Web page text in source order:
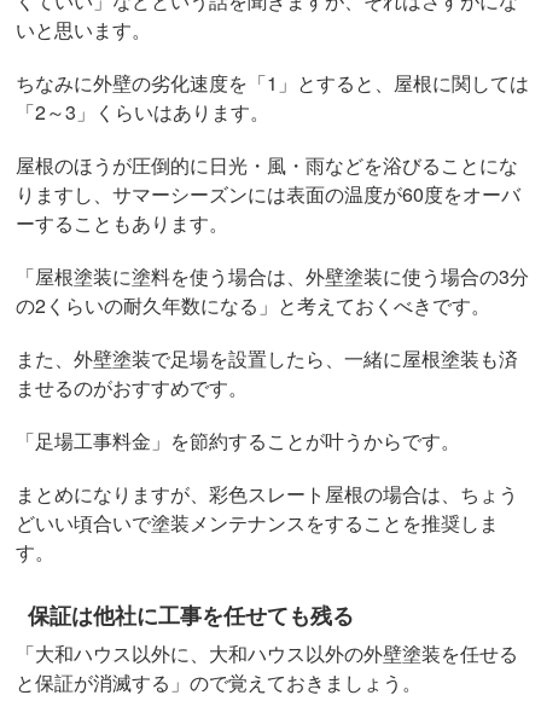
いと思います。
ちなみに外壁の劣化速度を「1」とすると、屋根に関しては
「2～3」くらいはあります。
屋根のほうが圧倒的に日光・風・雨などを浴びることにな
りますし、サマーシーズンには表面の温度が60度をオーバ
ーすることもあります。
「屋根塗装に塗料を使う場合は、外壁塗装に使う場合の3分
の2くらいの耐久年数になる」と考えておくべきです。
また、外壁塗装で足場を設置したら、一緒に屋根塗装も済
ませるのがおすすめです。
「足場工事料金」を節約することが叶うからです。
まとめになりますが、彩色スレート屋根の場合は、ちょう
どいい頃合いで塗装メンテナンスをすることを推奨しま
す。
保証は他社に工事を任せても残る
「大和ハウス以外に、大和ハウス以外の外壁塗装を任せる
と保証が消滅する」ので覚えておきましょう。